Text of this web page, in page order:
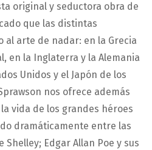
original y seductora obra de
que las distintas
al arte de nadar: en la Grecia
en la Inglaterra y la Alemania
Unidos y el Japón de los
nos ofrece además
vida de los grandes héroes
dramáticamente entre las
Edgar Allan Poe y sus